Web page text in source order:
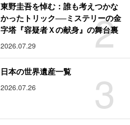
2
東野圭吾を悼む：誰も考えつかな
かったトリック──ミステリーの金
字塔『容疑者Ｘの献身』の舞台裏
2026.07.29
3
日本の世界遺産一覧
2026.07.26